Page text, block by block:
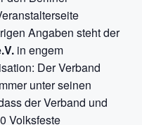
Angaben steht der
in engem
Der Verband
unter seinen
der Verband und
Volksfeste